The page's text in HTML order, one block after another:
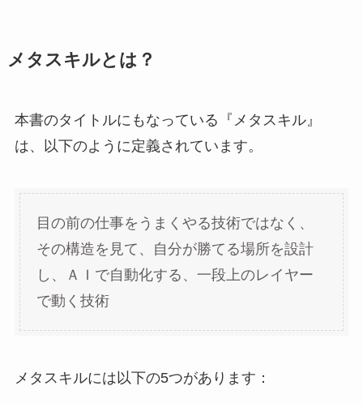
メタスキルとは？
本書のタイトルにもなっている『メタスキル』
は、以下のように定義されています。
目の前の仕事をうまくやる技術ではなく、
その構造を見て、自分が勝てる場所を設計
し、ＡＩで自動化する、一段上のレイヤー
で動く技術
メタスキルには以下の5つがあります：